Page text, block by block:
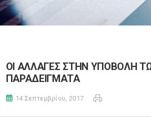
ΟΙ ΑΛΛΑΓΕΣ ΣΤΗΝ ΥΠΟΒΟΛΗ
ΠΑΡΑΔΕΙΓΜΑΤΑ
14 Σεπτεμβρίου, 2017